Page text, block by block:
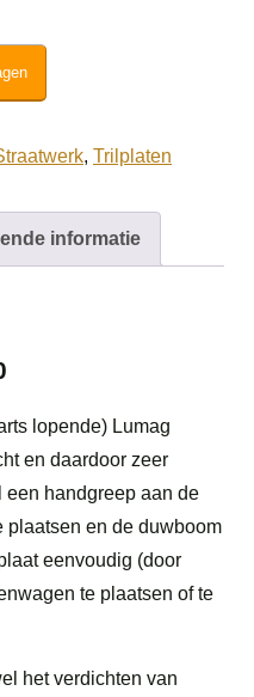
, Trilplaten
informatie
lopende) Lumag
en daardoor zeer
een handgreep aan de
plaatsen en de duwboom
eenvoudig (door
te plaatsen of te
het verdichten van